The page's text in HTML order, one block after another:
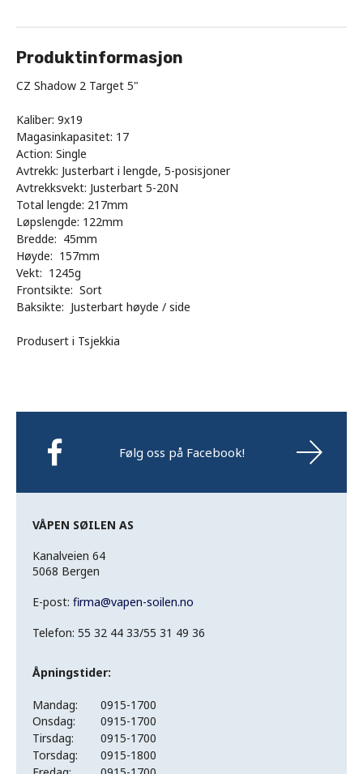
Produktinformasjon
CZ Shadow 2 Target 5"
Kaliber: 9x19
Magasinkapasitet: 17
Action: Single
Avtrekk: Justerbart i lengde, 5-posisjoner
Avtrekksvekt: Justerbart 5-20N
Total lengde: 217mm
Løpslengde: 122mm
Bredde: 45mm
Høyde: 157mm
Vekt: 1245g
Frontsikte: Sort
Baksikte: Justerbart høyde / side
Produsert i Tsjekkia
Følg oss på Facebook!
VÅPEN SØILEN AS
Kanalveien 64
5068 Bergen
E-post: firma@vapen-soilen.no
Telefon: 55 32 44 33/55 31 49 36
Åpningstider:
Mandag:
0915-1700
Onsdag:
0915-1700
Tirsdag:
0915-1700
Torsdag:
0915-1800